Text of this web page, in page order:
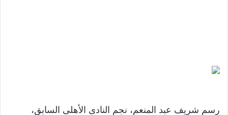
رسم شريف عبد المنعم، نجم النادى الأهلى السابق،